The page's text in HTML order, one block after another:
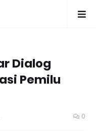
Dialog
Pemilu
0